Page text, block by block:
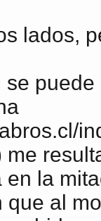
lados,
me
la
que al